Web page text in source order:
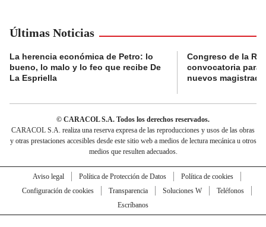
Últimas Noticias
La herencia económica de Petro: lo
bueno, lo malo y lo feo que recibe De
La Espriella
Congreso de la
convocatoria para
nuevos
© CARACOL S.A. Todos los derechos reservados.
CARACOL S.A. realiza una reserva expresa de las reproducciones y usos de las obras
y otras prestaciones accesibles desde este sitio web a medios de lectura mecánica u otros
medios que resulten adecuados.
Aviso legal Política de Protección de Datos
Política de cookies
Configuración de cookies
Transparencia Soluciones W
Teléfonos
Escríbanos